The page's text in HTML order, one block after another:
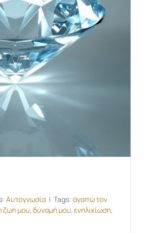
Αυτογνωσία | Tags:αγαπώ τον
ζωή μου,δύναμή μου,ενηλικίωση,